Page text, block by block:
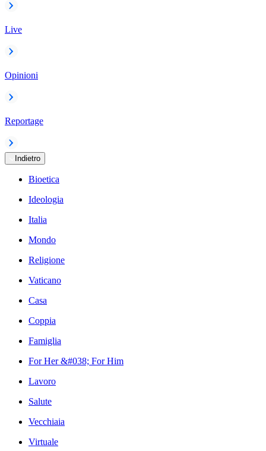
Live
Opinioni
Reportage
Indietro
Bioetica
Ideologia
Italia
Mondo
Religione
Vaticano
Casa
Coppia
Famiglia
For Her &#038; For Him
Lavoro
Salute
Vecchiaia
Virtuale